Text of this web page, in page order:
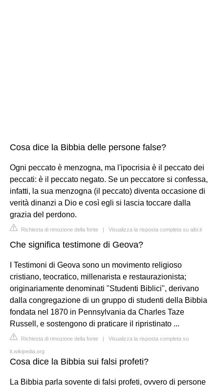
Cosa dice la Bibbia delle persone false?
Ogni peccato è menzogna, ma l'ipocrisia è il peccato dei
peccati: è il peccato negato. Se un peccatore si confessa,
infatti, la sua menzogna (il peccato) diventa occasione di
verità dinanzi a Dio e così egli si lascia toccare dalla
grazia del perdono.
Richiesta di rimozione della fonte | Visualizza la risposta completa su aibi.it
Che significa testimone di Geova?
I Testimoni di Geova sono un movimento religioso
cristiano, teocratico, millenarista e restaurazionista;
originariamente denominati "Studenti Biblici", derivano
dalla congregazione di un gruppo di studenti della Bibbia
fondata nel 1870 in Pennsylvania da Charles Taze
Russell, e sostengono di praticare il ripristinato ...
Richiesta di rimozione della fonte | Visualizza la risposta completa su
it.wikipedia.org
Cosa dice la Bibbia sui falsi profeti?
La Bibbia parla sovente di falsi profeti, ovvero di persone